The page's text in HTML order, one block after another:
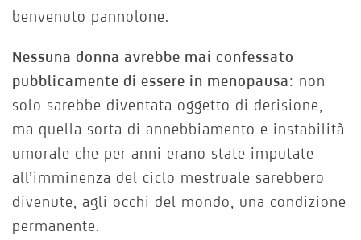
benvenuto pannolone.
Nessuna donna avrebbe mai confessato
pubblicamente di essere in menopausa: non
solo sarebbe diventata oggetto di derisione,
ma quella sorta di annebbiamento e instabilità
umorale che per anni erano state imputate
all’imminenza del ciclo mestruale sarebbero
divenute, agli occhi del mondo, una condizione
permanente.